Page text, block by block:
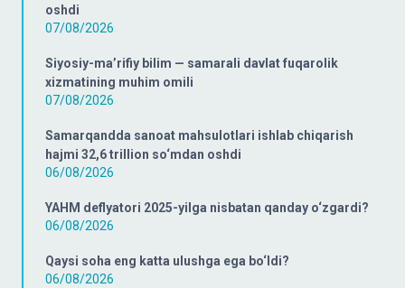
oshdi
07/08/2026
Siyosiy-ma’rifiy bilim — samarali davlat fuqarolik
xizmatining muhim omili
07/08/2026
Samarqandda sanoat mahsulotlari ishlab chiqarish
hajmi 32,6 trillion so‘mdan oshdi
06/08/2026
YAHM deflyatori 2025-yilga nisbatan qanday o‘zgardi?
06/08/2026
Qaysi soha eng katta ulushga ega bo‘ldi?
06/08/2026